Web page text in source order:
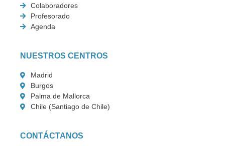
Colaboradores
Profesorado
Agenda
NUESTROS CENTROS
Madrid
Burgos
Palma de Mallorca
Chile (Santiago de Chile)
CONTÁCTANOS